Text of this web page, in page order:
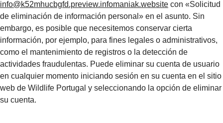
info@k52mhucbgfd.preview.infomaniak.website con «Solicitud
de eliminación de información personal» en el asunto. Sin
embargo, es posible que necesitemos conservar cierta
información, por ejemplo, para fines legales o administrativos,
como el mantenimiento de registros o la detección de
actividades fraudulentas. Puede eliminar su cuenta de usuario
en cualquier momento iniciando sesión en su cuenta en el sitio
web de Wildlife Portugal y seleccionando la opción de eliminar
su cuenta.